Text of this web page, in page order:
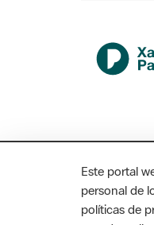
Este portal
personal de
políticas de